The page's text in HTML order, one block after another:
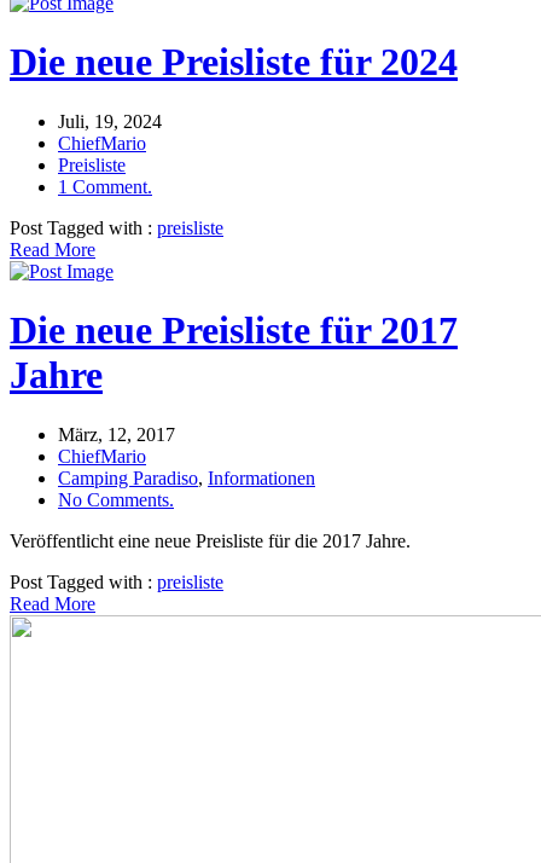
Die neue Preisliste für 2024
Juli, 19, 2024
ChiefMario
Preisliste
1 Comment.
Post Tagged with : preisliste
Read More
Die neue Preisliste für 2017
Jahre
März, 12, 2017
ChiefMario
Camping Paradiso, Informationen
No Comments.
Veröffentlicht eine neue Preisliste für die 2017 Jahre.
Post Tagged with : preisliste
Read More